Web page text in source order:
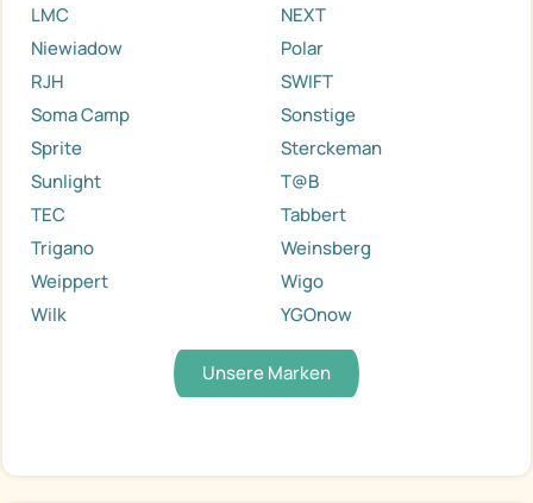
LMC
NEXT
Niewiadow
Polar
RJH
SWIFT
Soma Camp
Sonstige
Sprite
Sterckeman
Sunlight
T@B
TEC
Tabbert
Trigano
Weinsberg
Weippert
Wigo
Wilk
YGOnow
Unsere Marken